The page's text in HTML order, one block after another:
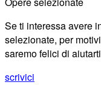
Se ti interessa avere
selezionate, per
saremo felici di
scrivici